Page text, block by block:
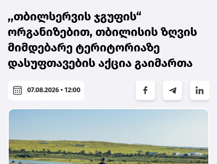
,,თბილსერვის ჯგუფის“
ორგანიზებით, თბილისის ზღვის
მიმდებარე ტერიტორიაზე
დასუფთავების აქცია გაიმართა
07.08.2026 • 12:00